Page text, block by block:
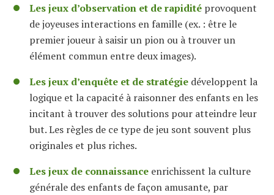
Les jeux d’observation et de rapidité provoquent
de joyeuses interactions en famille (ex. : être le
premier joueur à saisir un pion ou à trouver un
élément commun entre deux images).
Les jeux d’enquête et de stratégie développent la
logique et la capacité à raisonner des enfants en les
incitant à trouver des solutions pour atteindre leur
but. Les règles de ce type de jeu sont souvent plus
originales et plus riches.
Les jeux de connaissance enrichissent la culture
générale des enfants de façon amusante, par